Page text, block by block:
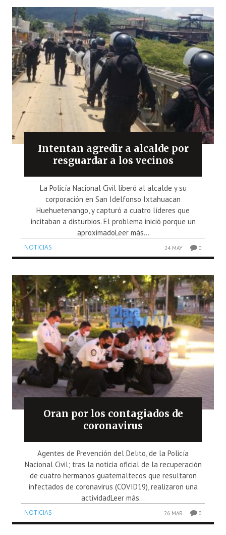
Intentan agredir a alcalde por
resguardar a los vecinos
La Policía Nacional Civil liberó al alcalde y su
corporación en San Idelfonso Ixtahuacan
Huehuetenango, y capturó a cuatro líderes que
incitaban a disturbios. El problema inició porque un
aproximadoLeer más...
NOTICIAS 24 MAY 0
Oran por los contagiados de
coronavirus
Agentes de Prevención del Delito, de la Policía
Nacional Civil; tras la noticia oficial de la recuperación
de cuatro hermanos guatemaltecos que resultaron
infectados de coronavirus (COVID19), realizaron una
actividadLeer más...
NOTICIAS 26 MAR 0